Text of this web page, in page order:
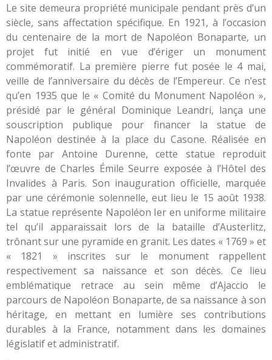
Le site demeura propriété municipale pendant près d’un
siècle, sans affectation spécifique. En 1921, à l’occasion
du centenaire de la mort de Napoléon Bonaparte, un
projet fut initié en vue d’ériger un monument
commémoratif. La première pierre fut posée le 4 mai,
veille de l’anniversaire du décès de l’Empereur. Ce n’est
qu’en 1935 que le « Comité du Monument Napoléon »,
présidé par le général Dominique Leandri, lança une
souscription publique pour financer la statue de
Napoléon destinée à la place du Casone. Réalisée en
fonte par Antoine Durenne, cette statue reproduit
l’œuvre de Charles Émile Seurre exposée à l’Hôtel des
Invalides à Paris. Son inauguration officielle, marquée
par une cérémonie solennelle, eut lieu le 15 août 1938.
La statue représente Napoléon Ier en uniforme militaire
tel qu’il apparaissait lors de la bataille d’Austerlitz,
trônant sur une pyramide en granit. Les dates « 1769 » et
« 1821 » inscrites sur le monument rappellent
respectivement sa naissance et son décès. Ce lieu
emblématique retrace au sein même d’Ajaccio le
parcours de Napoléon Bonaparte, de sa naissance à son
héritage, en mettant en lumière ses contributions
durables à la France, notamment dans les domaines
législatif et administratif.